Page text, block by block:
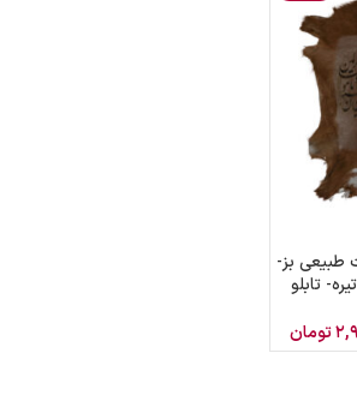
طبیعی بز-
تابلو
تومان